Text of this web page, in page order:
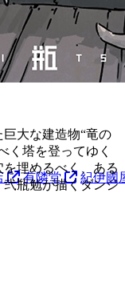
有隣堂 紀伊國
大な建造物“竜の
く塔を登ってゆく
埋めるべく、ある
瓶勉が描くダンジ